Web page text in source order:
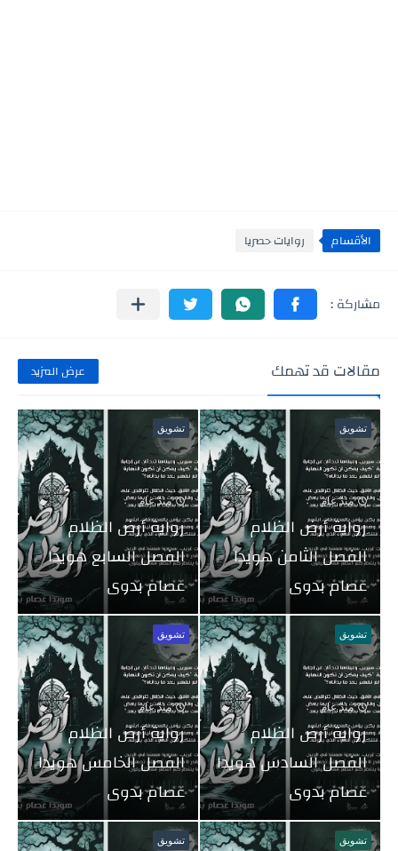
الأقسام روايات حصريا
مقالات قد تهمك عرض المزيد
تشويق
منذ عام
رواية أرض الظلام
الفصل الثامن هويدا
عصام بدوى
تشويق
منذ عام
رواية أرض الظلام
الفصل السابع هويدا
عصام بدوى
تشويق
منذ عام
رواية أرض الظلام
الفصل السادس هويدا
عصام بدوى
تشويق
منذ عام
رواية أرض الظلام
الفصل الخامس هويدا
عصام بدوى
تشويق تشويق